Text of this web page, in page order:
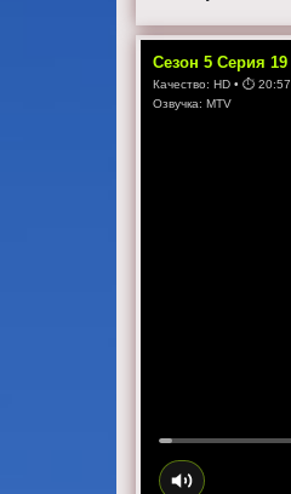
Сезон5 Серия19
Качество:HD • ⏱20:57
Озвучка:MTV